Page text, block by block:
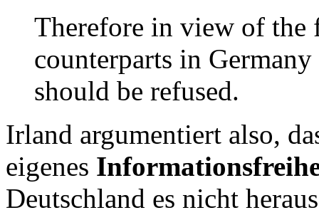
Therefore in view of the
counterparts in
should be refused.
Irland argumentiert also,
eigenes
Deutschland es nicht